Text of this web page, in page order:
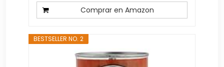
Comprar en Amazon
BESTSELLER NO. 2